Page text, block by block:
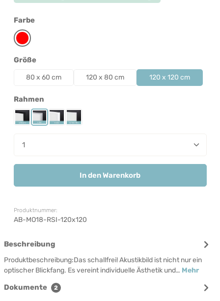
Farbeauswählen
Rot
Größeauswählen
80 x 60 cm 120 x 80 cm 120 x 120 cm
Rahmenauswählen
Rahmen Schwarz
Rahmen Silber
Rahmen Weiß
Rahmenlos
Produkt Anzahl: Gib den gewünschten Wert ein
In den Warenkorb
Produktnummer:
AB-MO18-RSI-120x120
Beschreibung
Produktbeschreibung:Das schallfrei! Akustikbild ist nicht nur ein
optischer Blickfang. Es vereint individuelle Ästhetik und… Mehr
Dokumente 2